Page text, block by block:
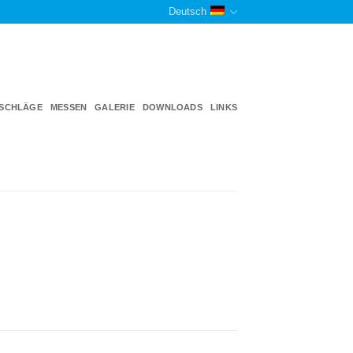
Deutsch
MESSEN GALERIE DOWNLOADS LINKS